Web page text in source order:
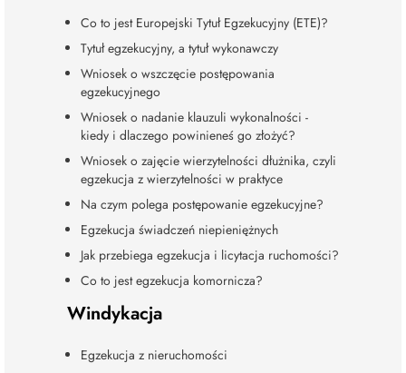
Co to jest Europejski Tytuł Egzekucyjny (ETE)?
Tytuł egzekucyjny, a tytuł wykonawczy
Wniosek o wszczęcie postępowania
egzekucyjnego
Wniosek o nadanie klauzuli wykonalności -
kiedy i dlaczego powinieneś go złożyć?
Wniosek o zajęcie wierzytelności dłużnika, czyli
egzekucja z wierzytelności w praktyce
Na czym polega postępowanie egzekucyjne?
Egzekucja świadczeń niepieniężnych
Jak przebiega egzekucja i licytacja ruchomości?
Co to jest egzekucja komornicza?
Windykacja
Egzekucja z nieruchomości